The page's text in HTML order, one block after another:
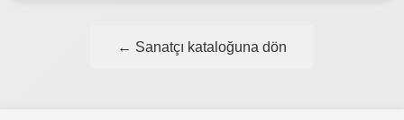
← Sanatçı kataloğuna dön